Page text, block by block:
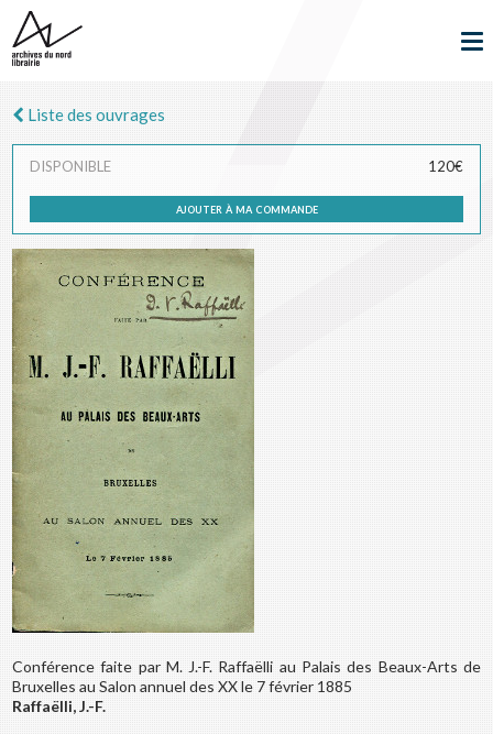
Liste des ouvrages
DISPONIBLE 120€
ajouter à ma commande
Conférence faite par M. J.-F. Raffaëlli au Palais des Beaux-Arts de
Bruxelles au Salon annuel des XX le 7 février 1885
Raffaëlli, J.-F.